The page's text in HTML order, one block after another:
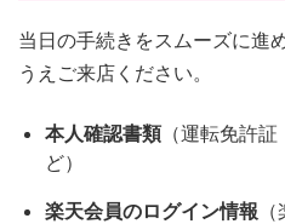
当日の手続きをスムーズに進
うえご来店ください。
本人確認書類（運転免許証
ど）
楽天会員のログイン情報